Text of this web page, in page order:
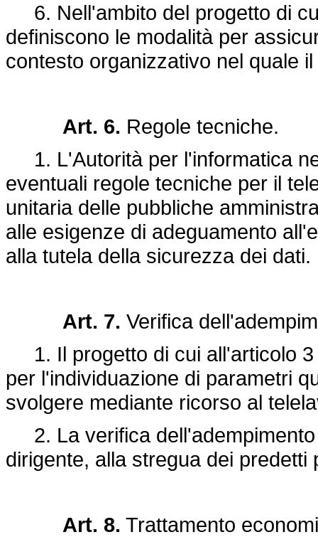
6. Nell'ambito del progetto di
definiscono le modalità per
contesto organizzativo nel quale
Art. 6. Regole tecniche.
1. L'Autorità per l'informatica
eventuali regole tecniche per il
unitaria delle pubbliche
alle esigenze di adeguamento
alla tutela della sicurezza dei dati.
Art. 7. Verifica
1. Il progetto di cui all'articolo 3
per l'individuazione di parametri
svolgere mediante ricorso al
2. La verifica dell'adempimento
dirigente, alla stregua dei predetti
Art. 8. Trattamento